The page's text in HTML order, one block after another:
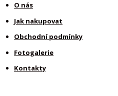
O nás
Jak nakupovat
Obchodní podmínky
Fotogalerie
Kontakty